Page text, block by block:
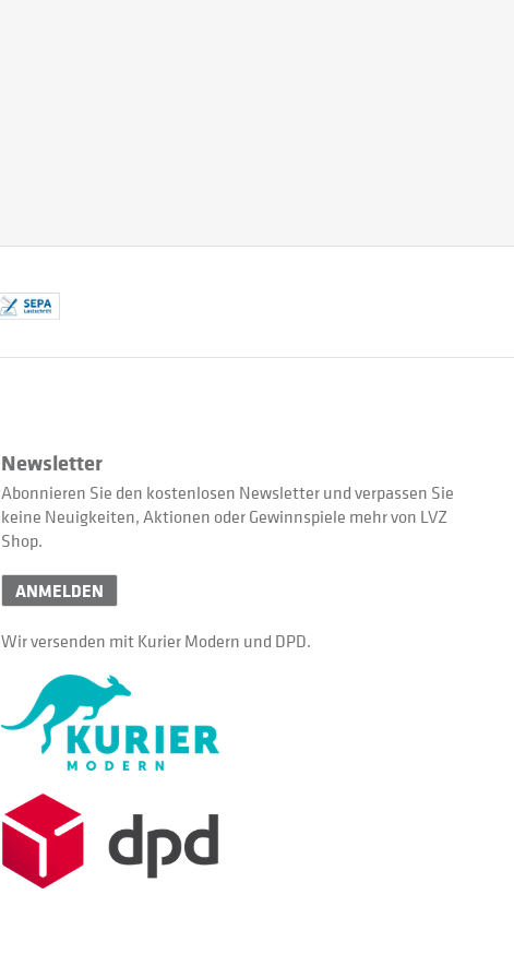
Newsletter
Abonnieren Sie den kostenlosen Newsletter und verpassen Sie
keine Neuigkeiten, Aktionen oder Gewinnspiele mehr von LVZ
Shop.
ANMELDEN
Wir versenden mit Kurier Modern und DPD.